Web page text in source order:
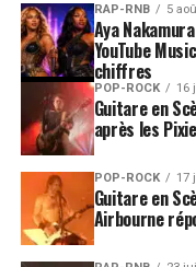
RAP-RNB 5
Aya
YouTube
chiffres
POP-ROCK 16
Guitare en
après les
POP-ROCK 17
Guitare en
Airbourne